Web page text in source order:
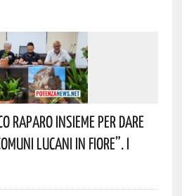
Raparo Insieme Per Dare
Lucani In Fiore”. I